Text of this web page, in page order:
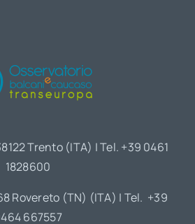
Trento (ITA) | Tel. +39 0461
1828600
Rovereto (TN) (ITA) | Tel. +39
667557